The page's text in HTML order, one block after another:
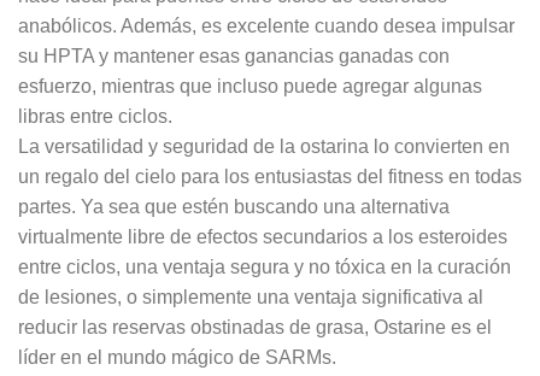
anabólicos. Además, es excelente cuando desea impulsar
su HPTA y mantener esas ganancias ganadas con
esfuerzo, mientras que incluso puede agregar algunas
libras entre ciclos.
La versatilidad y seguridad de la ostarina lo convierten en
un regalo del cielo para los entusiastas del fitness en todas
partes. Ya sea que estén buscando una alternativa
virtualmente libre de efectos secundarios a los esteroides
entre ciclos, una ventaja segura y no tóxica en la curación
de lesiones, o simplemente una ventaja significativa al
reducir las reservas obstinadas de grasa, Ostarine es el
líder en el mundo mágico de SARMs.